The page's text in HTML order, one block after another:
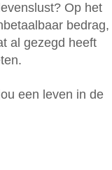
Op het
bedrag,
al gezegd heeft
een leven in de